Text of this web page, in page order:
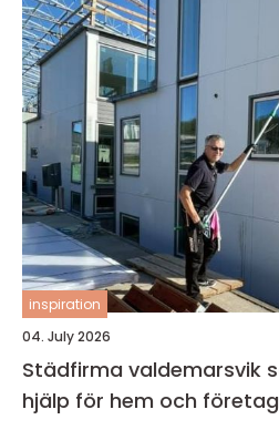
inspiration
04. July 2026
Städfirma valdemarsvik så väljer du rätt
hjälp för hem och företag